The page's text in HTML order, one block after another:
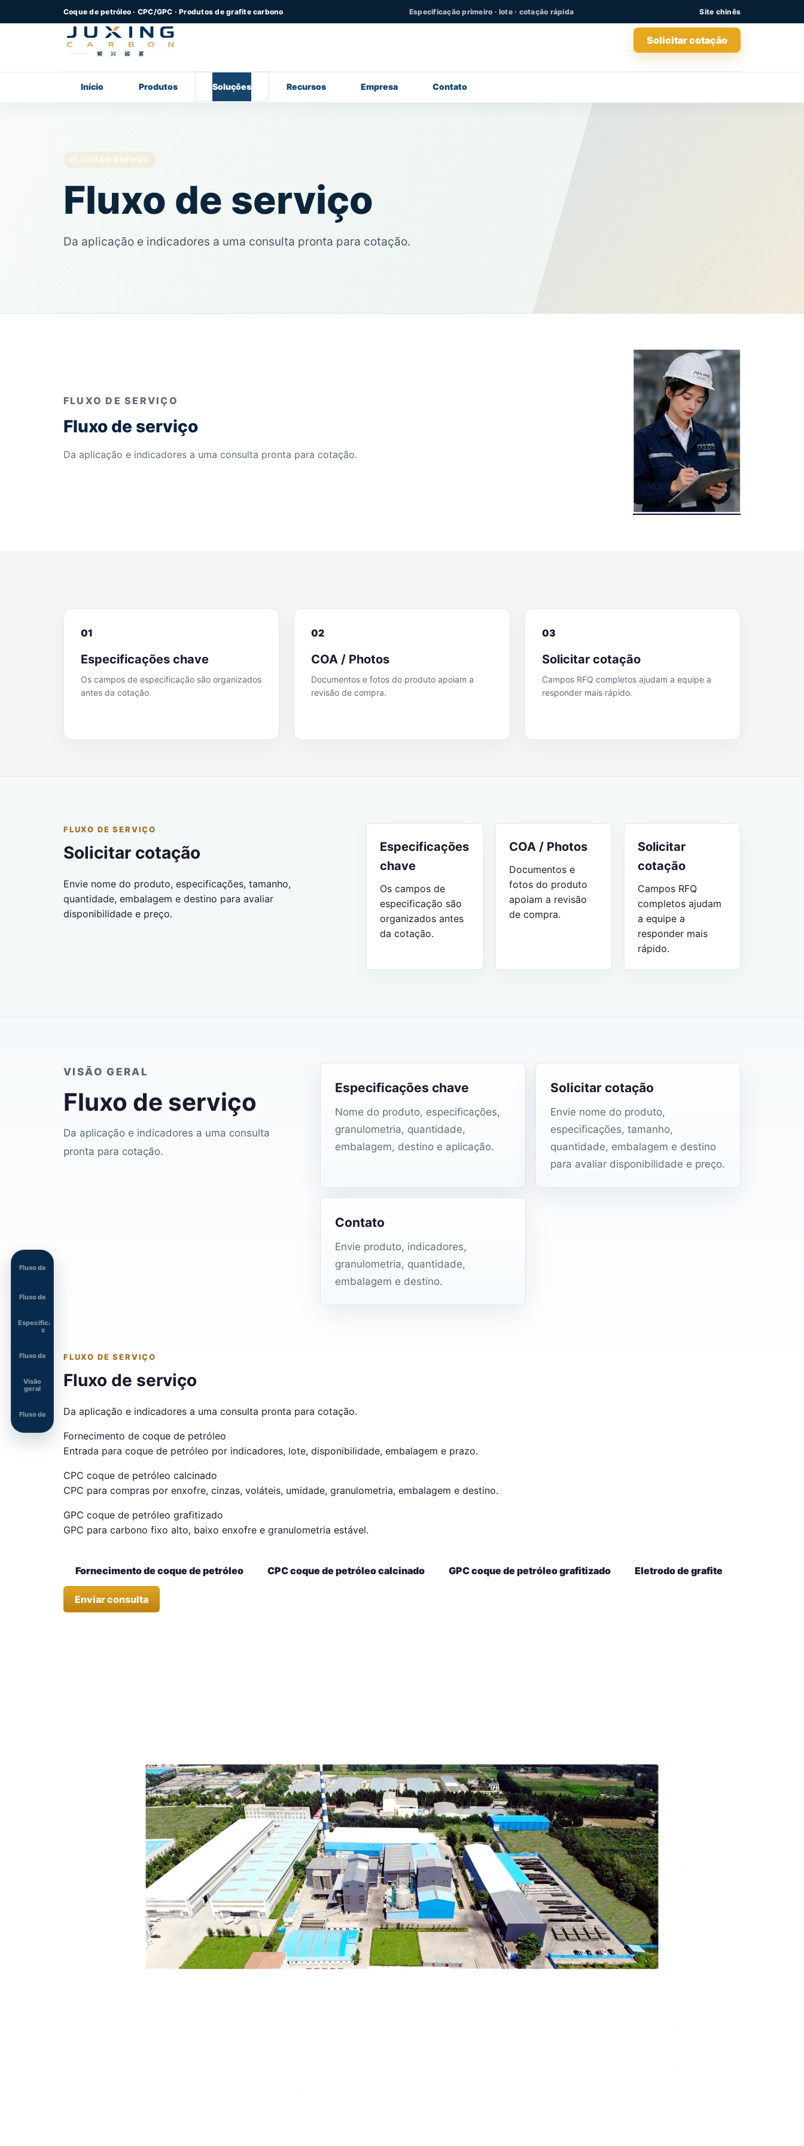
Coque de petróleo · CPC/GPC · Produtos de grafite carbono Especificação primeiro · lote · cotação rápida Site chinês
Início Produtos Soluções Recursos Empresa Contato
Solicitar cotação
Fluxo de
Fluxo de
Especificações
c
Fluxo de
Visão
geral
Fluxo de
FLUXO DE SERVIÇO
Fluxo de serviço
Da aplicação e indicadores a uma consulta pronta para cotação.
FLUXO DE SERVIÇO
Fluxo de serviço
Da aplicação e indicadores a uma consulta pronta para cotação.
01
Especificações chave
Os campos de especificação são organizados
antes da cotação.
02
COA / Photos
Documentos e fotos do produto apoiam a
revisão de compra.
03
Solicitar cotação
Campos RFQ completos ajudam a equipe a
responder mais rápido.
FLUXO DE SERVIÇO
Solicitar cotação
Envie nome do produto, especificações, tamanho,
quantidade, embalagem e destino para avaliar
disponibilidade e preço.
Especificações
chave
Os campos de
especificação são
organizados antes
da cotação.
COA / Photos
Documentos e
fotos do produto
apoiam a revisão
de compra.
Solicitar
cotação
Campos RFQ
completos ajudam
a equipe a
responder mais
rápido.
VISÃO GERAL
Fluxo de serviço
Da aplicação e indicadores a uma consulta
pronta para cotação.
Especificações chave
Nome do produto, especificações,
granulometria, quantidade,
embalagem, destino e aplicação.
Solicitar cotação
Envie nome do produto,
especificações, tamanho,
quantidade, embalagem e destino
para avaliar disponibilidade e preço.
Contato
Envie produto, indicadores,
granulometria, quantidade,
embalagem e destino.
FLUXO DE SERVIÇO
Fluxo de serviço
Da aplicação e indicadores a uma consulta pronta para cotação.
Fornecimento de coque de petróleo
Entrada para coque de petróleo por indicadores, lote, disponibilidade, embalagem e prazo.
CPC coque de petróleo calcinado
CPC para compras por enxofre, cinzas, voláteis, umidade, granulometria, embalagem e destino.
GPC coque de petróleo grafitizado
GPC para carbono fixo alto, baixo enxofre e granulometria estável.
Fornecimento de coque de petróleo CPC coque de petróleo calcinado GPC coque de petróleo grafitizado Eletrodo de grafite
Enviar consulta